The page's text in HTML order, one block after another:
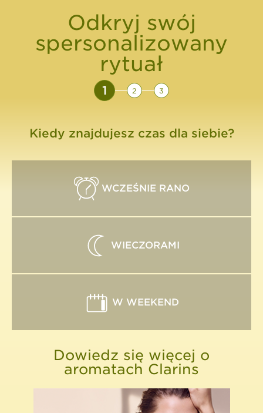
Odkryj swój
spersonalizowany
rytuał
1 2 3
Kiedy znajdujesz czas dla siebie?
WCZEŚNIE RANO
WIECZORAMI
W WEEKEND
Dowiedz się więcej o
aromatach Clarins